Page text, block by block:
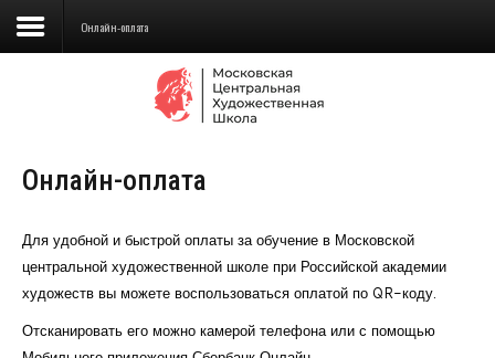
Сведения об образовательной
Школа
Детская Художественная школа
Поступающим
Онлайн-оплата
Онлайн-оплата
Для удобной и быстрой оплаты за обучение в Московской
центральной художественной школе при Российской академии
художеств вы можете воспользоваться оплатой по QR-коду.
Отсканировать его можно камерой телефона или с помощью